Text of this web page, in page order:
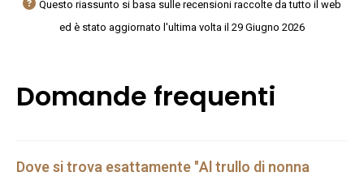
Questo riassunto si basa sulle recensioni raccolte da tutto il web
ed è stato aggiornato l'ultima volta il 29 Giugno 2026
Domande frequenti
Dove si trova esattamente "Al trullo di nonna